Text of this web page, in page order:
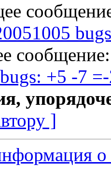
+5 -7
]
о